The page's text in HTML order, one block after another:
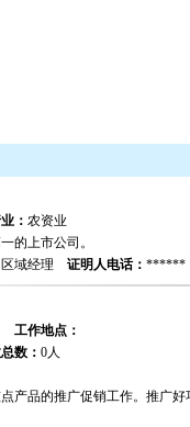
： 农资业
的上市公司。
区域经理 证明人电话： ******
工作地点：
数： 0人
产品的推广促销工作。推广